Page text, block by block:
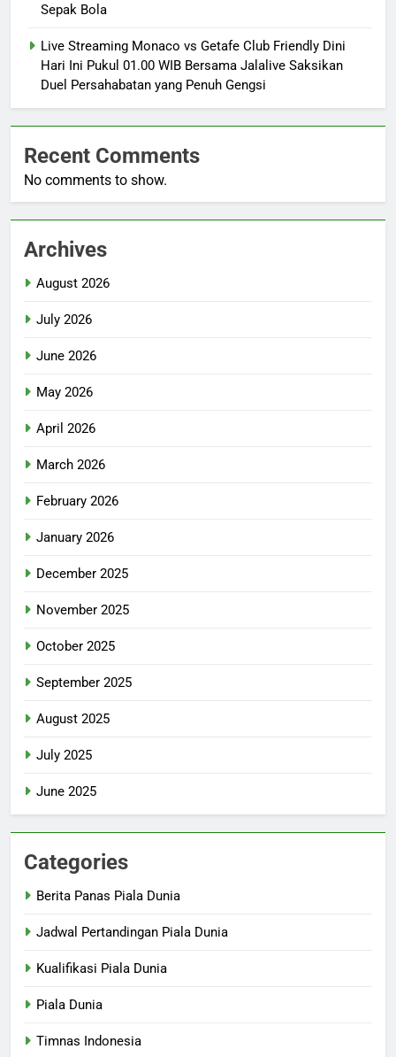
Sepak Bola
Live Streaming Monaco vs Getafe Club Friendly Dini
Hari Ini Pukul 01.00 WIB Bersama Jalalive Saksikan
Duel Persahabatan yang Penuh Gengsi
Recent Comments
No comments to show.
Archives
August 2026
July 2026
June 2026
May 2026
April 2026
March 2026
February 2026
January 2026
December 2025
November 2025
October 2025
September 2025
August 2025
July 2025
June 2025
Categories
Berita Panas Piala Dunia
Jadwal Pertandingan Piala Dunia
Kualifikasi Piala Dunia
Piala Dunia
Timnas Indonesia